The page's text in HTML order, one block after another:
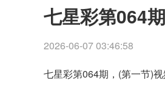
七星彩第064
2026-06-07 03:46:58
七星彩第064期，(第一节)